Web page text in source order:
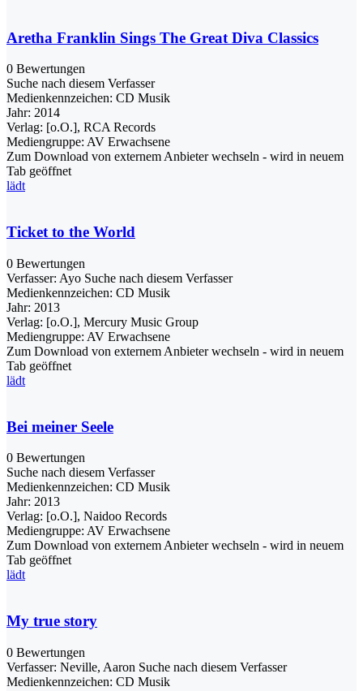
Aretha Franklin Sings The Great Diva Classics
0 Bewertungen
Suche nach diesem Verfasser
Medienkennzeichen: CD Musik
Jahr: 2014
Verlag: [o.O.], RCA Records
Mediengruppe: AV Erwachsene
Zum Download von externem Anbieter wechseln - wird in neuem
Tab geöffnet
lädt
Ticket to the World
0 Bewertungen
Verfasser: Ayo Suche nach diesem Verfasser
Medienkennzeichen: CD Musik
Jahr: 2013
Verlag: [o.O.], Mercury Music Group
Mediengruppe: AV Erwachsene
Zum Download von externem Anbieter wechseln - wird in neuem
Tab geöffnet
lädt
Bei meiner Seele
0 Bewertungen
Suche nach diesem Verfasser
Medienkennzeichen: CD Musik
Jahr: 2013
Verlag: [o.O.], Naidoo Records
Mediengruppe: AV Erwachsene
Zum Download von externem Anbieter wechseln - wird in neuem
Tab geöffnet
lädt
My true story
0 Bewertungen
Verfasser: Neville, Aaron Suche nach diesem Verfasser
Medienkennzeichen: CD Musik